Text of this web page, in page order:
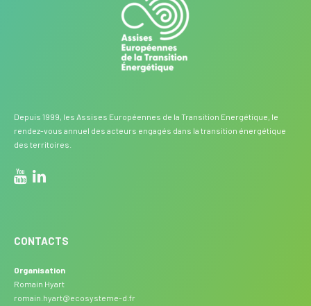
Depuis 1999, les Assises Européennes de la Transition Energétique, le
rendez-vous annuel des acteurs engagés dans la transition énergétique
des territoires.
CONTACTS
Organisation
Romain Hyart
romain.hyart@ecosysteme-d.fr